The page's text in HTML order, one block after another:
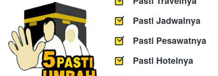
Pasti Jadwalnya
Pasti Pesawatnya
Pasti Hotelnya